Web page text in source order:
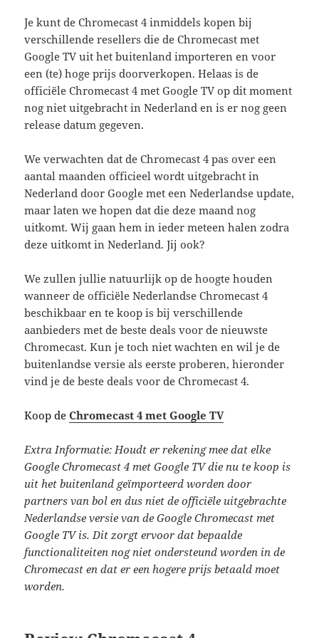
Je kunt de Chromecast 4 inmiddels kopen bij
verschillende resellers die de Chromecast met
Google TV uit het buitenland importeren en voor
een (te) hoge prijs doorverkopen. Helaas is de
officiële Chromecast 4 met Google TV op dit moment
nog niet uitgebracht in Nederland en is er nog geen
release datum gegeven.
We verwachten dat de Chromecast 4 pas over een
aantal maanden officieel wordt uitgebracht in
Nederland door Google met een Nederlandse update,
maar laten we hopen dat die deze maand nog
uitkomt. Wij gaan hem in ieder meteen halen zodra
deze uitkomt in Nederland. Jij ook?
We zullen jullie natuurlijk op de hoogte houden
wanneer de officiële Nederlandse Chromecast 4
beschikbaar en te koop is bij verschillende
aanbieders met de beste deals voor de nieuwste
Chromecast. Kun je toch niet wachten en wil je de
buitenlandse versie als eerste proberen, hieronder
vind je de beste deals voor de Chromecast 4.
Koop de Chromecast 4 met Google TV
Extra Informatie: Houdt er rekening mee dat elke
Google Chromecast 4 met Google TV die nu te koop is
uit het buitenland geïmporteerd worden door
partners van bol en dus niet de officiële uitgebrachte
Nederlandse versie van de Google Chromecast met
Google TV is. Dit zorgt ervoor dat bepaalde
functionaliteiten nog niet ondersteund worden in de
Chromecast en dat er een hogere prijs betaald moet
worden.